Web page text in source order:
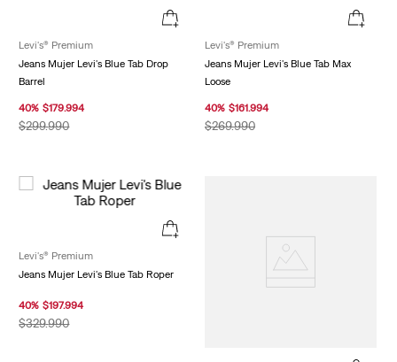
Levi's® Premium
Jeans Mujer Levi's Blue Tab Drop
Barrel
40% $179.994
$299.990
Levi's® Premium
Jeans Mujer Levi's Blue Tab Max
Loose
40% $161.994
$269.990
Levi's® Premium
Jeans Mujer Levi's Blue Tab Roper
40% $197.994
$329.990